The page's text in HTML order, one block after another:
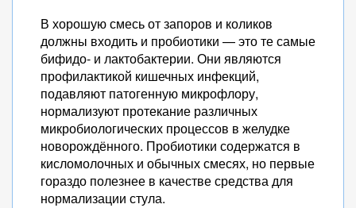
В хорошую смесь от запоров и коликов
должны входить и пробиотики — это те самые
бифидо- и лактобактерии. Они являются
профилактикой кишечных инфекций,
подавляют патогенную микрофлору,
нормализуют протекание различных
микробиологических процессов в желудке
новорождённого. Пробиотики содержатся в
кисломолочных и обычных смесях, но первые
гораздо полезнее в качестве средства для
нормализации стула.